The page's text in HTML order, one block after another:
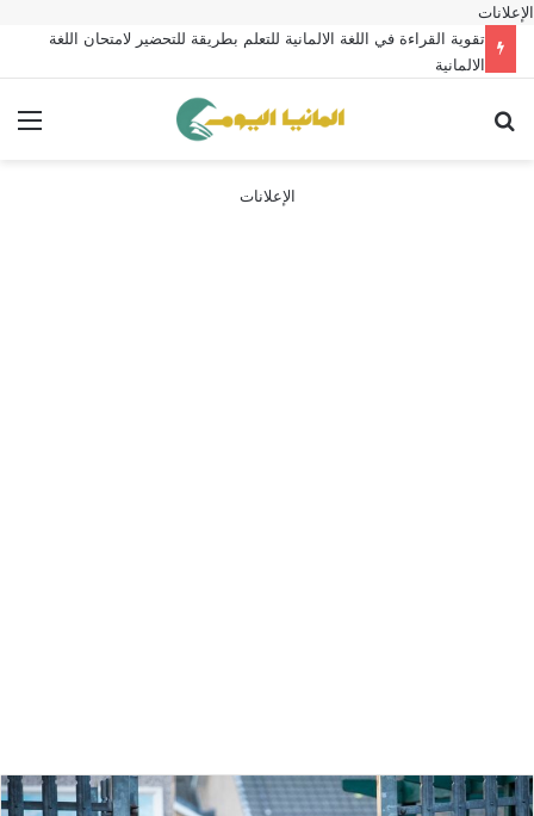
الإعلانات
تقوية القراءة في اللغة الالمانية للتعلم بطريقة للتحضير لامتحان اللغة
الالمانية
الإعلانات